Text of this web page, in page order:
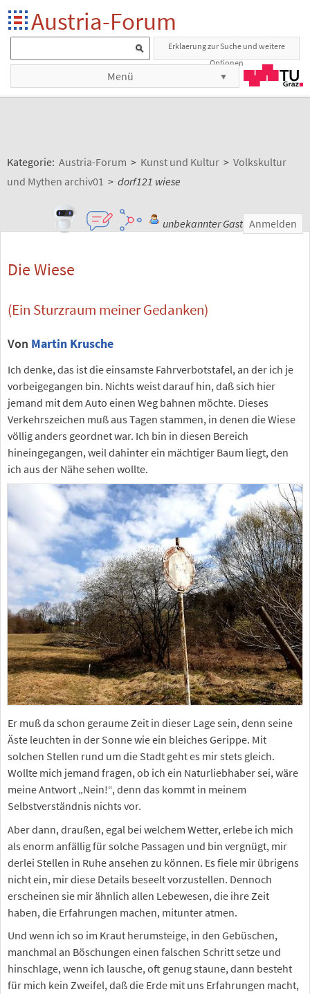
Austria-Forum
Erklaerung zur Suche und weitere
Optionen
Menü
Kategorie: Austria-Forum > Kunst und Kultur > Volkskultur
und Mythen archiv01 > dorf121 wiese
unbekannter Gast Anmelden
Die Wiese
(Ein Sturzraum meiner Gedanken)
Von Martin Krusche
Ich denke, das ist die einsamste Fahrverbotstafel, an der ich je
vorbeigegangen bin. Nichts weist darauf hin, daß sich hier
jemand mit dem Auto einen Weg bahnen möchte. Dieses
Verkehrszeichen muß aus Tagen stammen, in denen die Wiese
völlig anders geordnet war. Ich bin in diesen Bereich
hineingegangen, weil dahinter ein mächtiger Baum liegt, den
ich aus der Nähe sehen wollte.
Er muß da schon geraume Zeit in dieser Lage sein, denn seine
Äste leuchten in der Sonne wie ein bleiches Gerippe. Mit
solchen Stellen rund um die Stadt geht es mir stets gleich.
Wollte mich jemand fragen, ob ich ein Naturliebhaber sei, wäre
meine Antwort „Nein!“, denn das kommt in meinem
Selbstverständnis nichts vor.
Aber dann, draußen, egal bei welchem Wetter, erlebe ich mich
als enorm anfällig für solche Passagen und bin vergnügt, mir
derlei Stellen in Ruhe ansehen zu können. Es fiele mir übrigens
nicht ein, mir diese Details beseelt vorzustellen. Dennoch
erscheinen sie mir ähnlich allen Lebewesen, die ihre Zeit
haben, die Erfahrungen machen, mitunter atmen.
Und wenn ich so im Kraut herumsteige, in den Gebüschen,
manchmal an Böschungen einen falschen Schritt setze und
hinschlage, wenn ich lausche, oft genug staune, dann besteht
für mich kein Zweifel, daß die Erde mit uns Erfahrungen macht,